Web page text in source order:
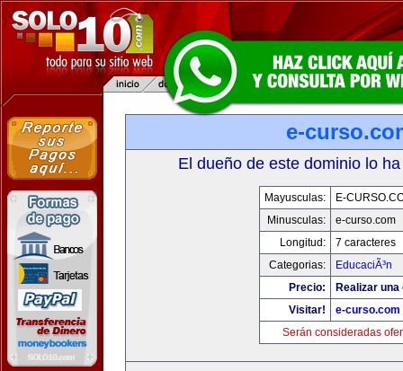
e-
El dueño de este dominio lo
Mayusculas:
E-
Minusculas:
e-curso.com
Longitud:
7 caracteres
Categorias:
EducaciÃ³n
Precio:
Realizar
Visitar!
e-curso.com
Serán consideradas